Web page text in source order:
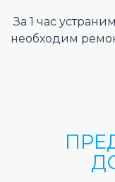
За 1 час
необходим